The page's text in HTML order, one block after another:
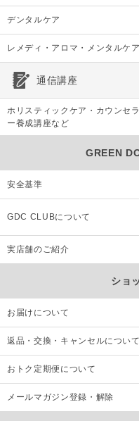
デンタルケア
レメディ・アロマ・メンタルケア
通信講座
ホリスティックケア・カウンセラ
ー養成講座など
GREEN
安全基準
GDC CLUBについて
実店舗のご紹介
ショ
お届けについて
返品・交換・キャンセルについて
おトク定期便について
メールマガジン登録・解除